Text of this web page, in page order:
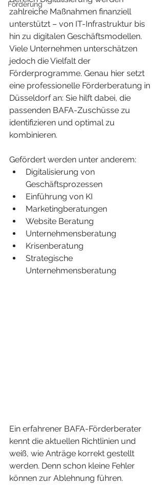
Förderung
zahlreiche Maßnahmen finanziell
unterstützt – von IT-Infrastruktur bis
hin zu digitalen Geschäftsmodellen.
Viele Unternehmen unterschätzen
jedoch die Vielfalt der
Förderprogramme. Genau hier setzt
eine professionelle Förderberatung in
Düsseldorf an: Sie hilft dabei, die
passenden BAFA-Zuschüsse zu
identifizieren und optimal zu
kombinieren.
Gefördert werden unter anderem:
Digitalisierung von
Geschäftsprozessen
Einführung von KI
Marketingberatungen
Website Beratung
Unternehmensberatung
Krisenberatung
Strategische
Unternehmensberatung
Ein erfahrener BAFA-Förderberater
kennt die aktuellen Richtlinien und
weiß, wie Anträge korrekt gestellt
werden. Denn schon kleine Fehler
können zur Ablehnung führen.